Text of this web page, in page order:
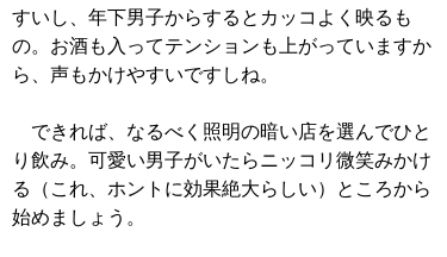
すいし、年下男子からするとカッコよく映るも
の。お酒も入ってテンションも上がっていますか
ら、声もかけやすいですしね。
できれば、なるべく照明の暗い店を選んでひと
り飲み。可愛い男子がいたらニッコリ微笑みかけ
る（これ、ホントに効果絶大らしい）ところから
始めましょう。